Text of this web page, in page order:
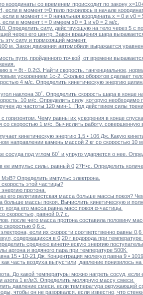
со временем происходит по закону
в момент t=0 тело покоилось в начале
в момент t = 0 начальная координата x = 0 и v0 =
если в момент t = 0 имеем x0 = 1 и v0 = 2 м/с.
силу, действующую на тело через 5 с
через его центр. Закон вращения шара
эту силу и тормозящий момент.
м. Закон движения автомобиля выражается
пути, пройденного точкой, от времени
s = 8t - 0,2t3. Найти скорость, тангенциальное,
ускорением 1с-2. Сколько оборотов сделает
4 м/с. Определить кинетическую энергию
наклона 30˚. Определить скорость шара в конце
10 м/с. Определить силу, которую необходимо
до частоты 120 мин-1. Под действием силы
Чему равны их ускорения в конце
скоростью 1 м/с. Вычислить работу,
кинетическую энергию 1,5 • 106 Дж. Какую
направлении камень массой 2 кг со скоростью 10
под углом 60˚ и упруго ударяется о нее.
импульс силы, равный 0,27Н•с. Определить
МэВ? Определить импульс электрона.
этой частицы?
протона.
его релятивистская масса больше массы покоя?
больше массы покоя. Вычислить кинетическую и
когда его масса равна масс покоя α-частицы.
скоростью, равной 0,7 с.
после чего масса протона составила половину
скоростью 0,6 с.
если их скорости соответственно равны
содержащихся в 0,20 г водорода при температуре
среднюю кинетическую энергию
аргона и водяного пара при температуре 500К.
15 • 10-21 Дж. Концентрация молекул равна 9 •
часть воздуха выпустили, давление понизилось
До какой температуры можно нагреть сосуд, если
азота 1 кг/м3. Определить молярную массу смеси.
давление смеси, если температура окружающей
чтобы он не разорвался, если известно, что